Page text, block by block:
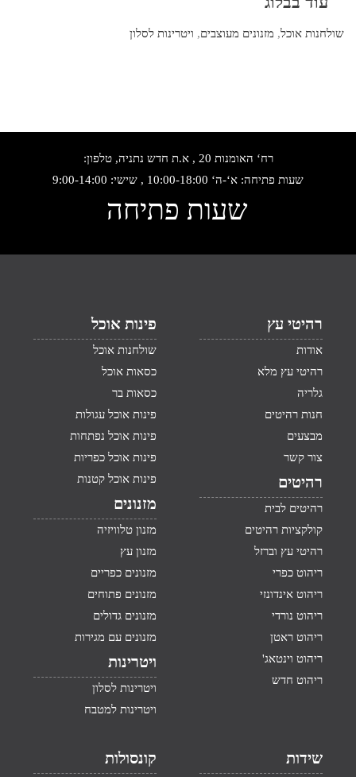
שולחנות אוכל, מזנונים מעוצבים, ויטרינות לסלון
רח‘ האומנות 20 , א.ת חדש נתניה, טלפון:
שעות פתיחה: א‘-ה‘ 10:00-18:00 , שישי: 9:00-14:00
שעות פתיחה
רהיטי עץ
אודות
רהיטי עץ מלא
גלריה
חנות רהיטים
מבצעים
צור קשר
רהיטים
רהיטים לבית
קולקציות רהיטים
רהיטי עץ וברזל
ריהוט כפרי
ריהוט אינדונזי
ריהוט נורדי
ריהוט ראטן
ריהוט וינטאג'
ריהוט חדש
פינות אוכל
שולחנות אוכל
כסאות אוכל
כסאות בר
פינות אוכל עגולות
פינות אוכל נפתחות
פינות אוכל כפריות
פינות אוכל קטנות
מזנונים
מזנון טלוויזיה
מזנון עץ
מזנונים כפריים
מזנונים פתוחים
מזנונים גדולים
מזנונים עם מגירות
ויטרינות
ויטרינות לסלון
ויטרינות למטבח
שידות קונסולות